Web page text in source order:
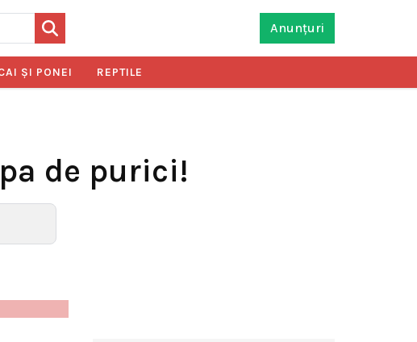
Anunțuri
ŞI PONEI REPTILE
de purici!